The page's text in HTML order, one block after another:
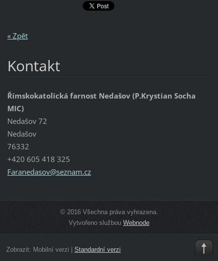
« Zpět
Kontakt
Římskokatolická farnost Nedašov (P.Krystian Socha
MIC)
Nedašov 72
Nedašov
76332
+420 605 418 325
Faranedasov@seznam.cz
© 2016 Všechna práva vyhrazena.
Vytvořeno službouWebnode
Zobrazit: Mobilní verzi Standardní verzi